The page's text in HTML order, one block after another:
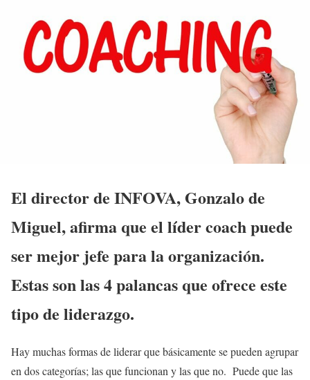
El director de INFOVA, Gonzalo de
Miguel, afirma que el líder coach puede
ser mejor jefe para la organización.
Estas son las 4 palancas que ofrece este
tipo de liderazgo.
Hay muchas formas de liderar que básicamente se pueden agrupar
en dos categorías; las que funcionan y las que no. Puede que las